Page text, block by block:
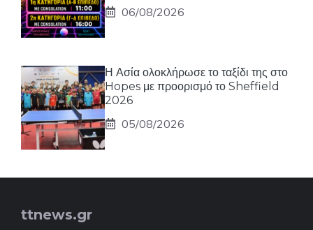
06/08/2026
Η Ασία ολοκλήρωσε το ταξίδι της στο
Hopes με προορισμό το Sheffield
2026
05/08/2026
ttnews.gr